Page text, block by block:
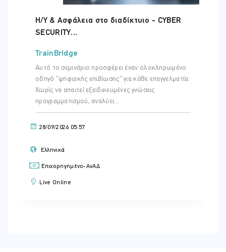
Τετάρτη - 23 Σεπ 2026
ΏΡΑ
ΤΟΠΟΘΕΣΊΑ:
ONLINE VIRTUAL CLASSROOM
Η/Υ & Ασφάλεια στο διαδίκτυιο - CYBER
SECURITY...
TrainBridge
Αυτό το σεμινάριο προσφέρει έναν ολοκληρωμένο
οδηγό "ψηφιακής επιβίωσης" για κάθε επαγγελματία.
Χωρίς να απαιτεί εξειδικευμένες γνώσεις
προγραμματισμού, αναλύει...
28/09/2026 05:57
Ελληνικά
Επιχορηγημένο-ΑνΑΔ
Live Online